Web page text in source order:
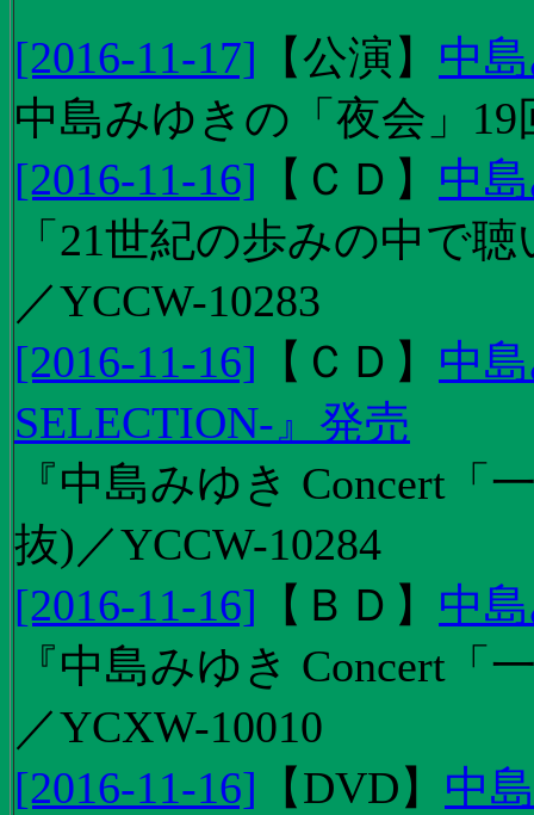
[2016-11-17] 【公演 】 中
中島みゆきの「夜会」
[2016-11-16] 【 ＣＤ 】 中
「21世紀の歩みの中で
／YCCW-10283
[2016-11-16] 【 ＣＤ 】 中
SELECTION-』発売
『中島みゆき Concert
抜)／YCCW-10284
[2016-11-16] 【 ＢＤ 】 中
『中島みゆき Concert
／YCXW-10010
[2016-11-16] 【DVD】 中